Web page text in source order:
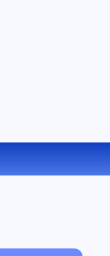
OGG